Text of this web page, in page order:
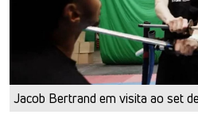
Jacob Bertrand em visita ao set